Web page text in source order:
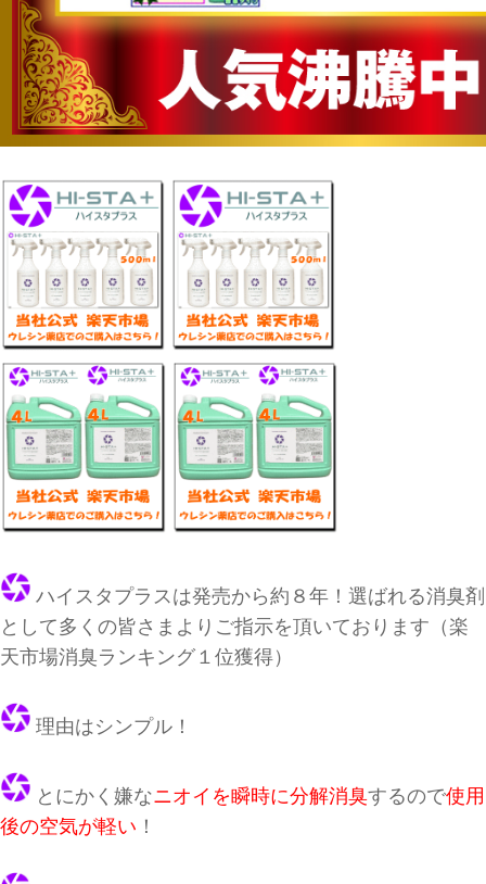
ハイスタプラスは発売から約８年！選ばれる消臭剤
として多くの皆さまよりご指示を頂いております（楽
天市場消臭ランキング１位獲得）
理由はシンプル！
とにかく嫌なニオイを瞬時に分解消臭するので使用
後の空気が軽い ！